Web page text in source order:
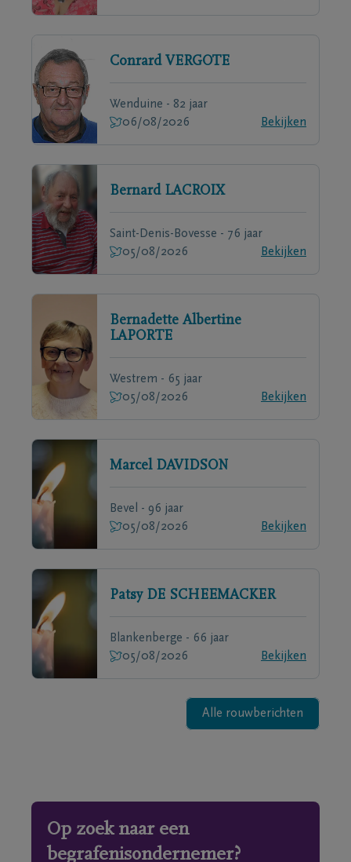
Conrard VERGOTE
Wenduine - 82 jaar
06/08/2026
Bekijken
Bernard LACROIX
Saint-Denis-Bovesse - 76 jaar
05/08/2026
Bekijken
Bernadette Albertine
LAPORTE
Westrem - 65 jaar
05/08/2026
Bekijken
Marcel DAVIDSON
Bevel - 96 jaar
05/08/2026
Bekijken
Patsy DE SCHEEMACKER
Blankenberge - 66 jaar
05/08/2026
Bekijken
Alle rouwberichten
Op zoek naar een
begrafenisondernemer?